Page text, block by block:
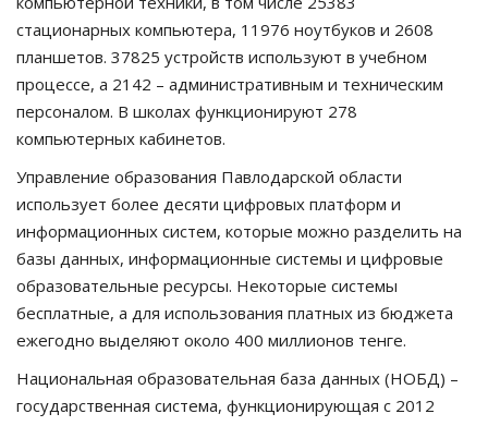
стационарных компьютера, 11976 ноутбуков и 2608
планшетов. 37825 устройств используют в учебном
процессе, а 2142 – административным и техническим
персоналом. В школах функционируют 278
компьютерных кабинетов.
Управление образования Павлодарской области
использует более десяти цифровых платформ и
информационных систем, которые можно разделить на
базы данных, информационные системы и цифровые
образовательные ресурсы. Некоторые системы
бесплатные, а для использования платных из бюджета
ежегодно выделяют около 400 миллионов тенге.
Национальная образовательная база данных (НОБД) –
государственная система, функционирующая с 2012